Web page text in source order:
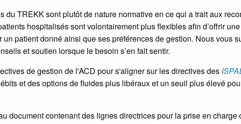
du TREKK sont plutôt de nature normative en ce qui a trait aux
hospitalisés sont volontairement plus flexibles afin d’offrir
patient donné ainsi que ses préférences de gestion. Nous vous
et soutien lorsque le besoin s’en fait sentir.
de gestion de l'ACD pour s'aligner sur les directives des
et des options de fluides plus libéraux et un seuil plus élevé
document contenant des lignes directrices pour la prise en